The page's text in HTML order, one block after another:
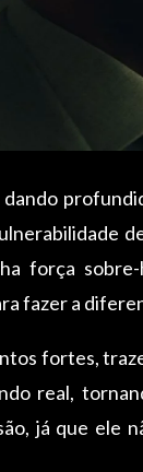
força
fazer a
fortes,
real,
já que ele